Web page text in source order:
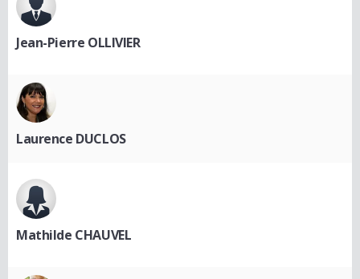
Jean-Pierre OLLIVIER
Laurence DUCLOS
Mathilde CHAUVEL